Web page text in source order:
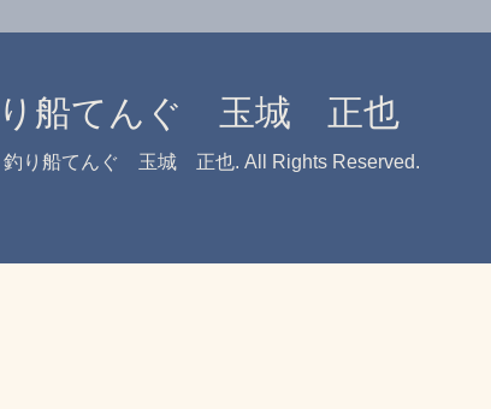
船てんぐ 玉城 正也
釣り船てんぐ 玉城 正也. All Rights Reserved.